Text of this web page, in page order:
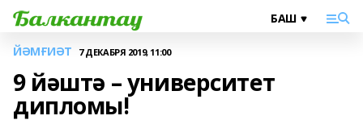
ЙӘМҒИӘТ 7 ДЕКАБРЯ 2019, 11:00
9 йәштә – университет
дипломы!